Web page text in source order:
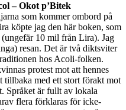
– Okot p’Bitek
som kommer ombord på
köpte jag den här boken, som
10 mil från Lira). Jag
resan. Det är två diktsviter
hos Acoli-folken.
protest mot att hennes
tillbaka med ett stort förakt mot
Språket är fullt av lokala
flera förklaras för icke-